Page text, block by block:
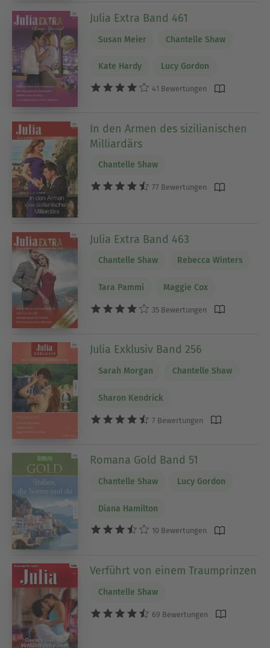
nimmt ihre meiste Zeit ein, aber wenn sie einen
freien Kopf braucht, geht sie in ihren Garten oder
spazieren. Manchmal wünschte sie sich nur, dass
sie auch von der Hausarbeit einen freien Kopf
bekommen würde.
Julia Extra Band 461
Susan Meier Chantelle Shaw
Kate Hardy Lucy Gordon
41 Bewertungen
In den Armen des sizilianischen
Milliardärs
Chantelle Shaw
77 Bewertungen
Julia Extra Band 463
Chantelle Shaw Rebecca Winters
Tara Pammi Maggie Cox
35 Bewertungen
Julia Exklusiv Band 256
Sarah Morgan Chantelle Shaw
Sharon Kendrick
7 Bewertungen
Romana Gold Band 51
Chantelle Shaw Lucy Gordon
Diana Hamilton
10 Bewertungen
Verführt von einem Traumprinzen
Chantelle Shaw
69 Bewertungen